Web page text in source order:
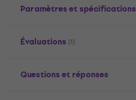
Paramètres et spécifications
Évaluations (1)
Questions et réponses